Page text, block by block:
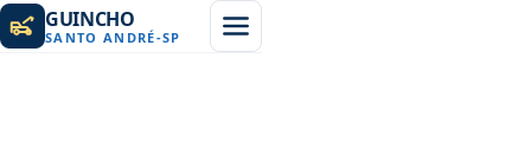
GUINCHO
SANTO ANDRÉ-SP